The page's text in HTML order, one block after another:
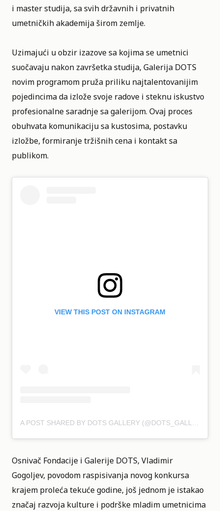
i master studija, sa svih državnih i privatnih
umetničkih akademija širom zemlje.
Uzimajući u obzir izazove sa kojima se umetnici
suočavaju nakon završetka studija, Galerija DOTS
novim programom pruža priliku najtalentovanijim
pojedincima da izlože svoje radove i steknu iskustvo
profesionalne saradnje sa galerijom. Ovaj proces
obuhvata komunikaciju sa kustosima, postavku
izložbe, formiranje tržišnih cena i kontakt sa
publikom.
VIEW THIS POST ON INSTAGRAM
Osnivač Fondacije i Galerije DOTS, Vladimir
Gogoljev, povodom raspisivanja novog konkursa
krajem proleća tekuće godine, još jednom je istakao
značaj razvoja kulture i podrške mladim umetnicima